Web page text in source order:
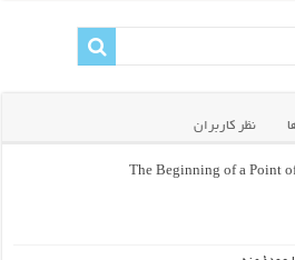
نظر کاربران
The Beginning of a Point